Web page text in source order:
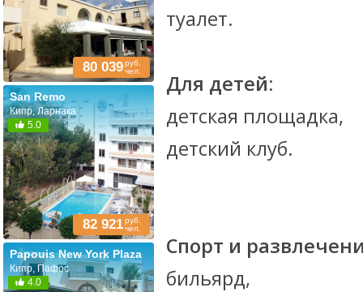
80 039руб.
чел.
San Remo
Кипр, Ларнака
5.0
82 921руб.
чел.
Papouis New York Plaza
Кипр, Пафос
4.0
туалет.
Для детей:
детская площадка,
детский клуб.
Спорт и
бильярд,